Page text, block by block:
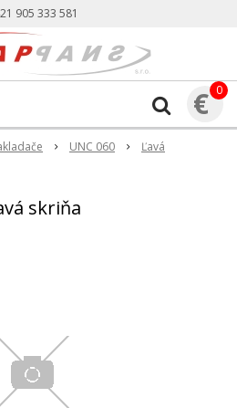
905 333 581
€ 0
UNC 060
Ľavá
skriňa